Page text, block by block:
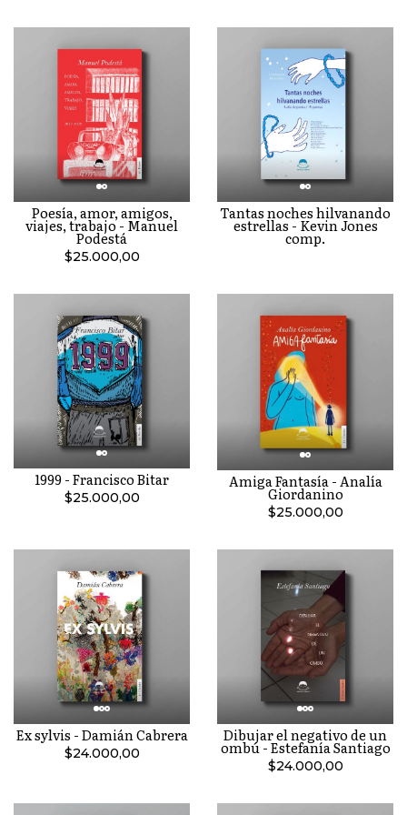
Poesía, amor, amigos,
viajes, trabajo - Manuel
Podestá
$25.000,00
Tantas noches hilvanando
estrellas - Kevin Jones
comp.
1999 - Francisco Bitar
$25.000,00
Amiga Fantasía - Analía
Giordanino
$25.000,00
Ex sylvis - Damián Cabrera
$24.000,00
Dibujar el negativo de un
ombú - Estefanía Santiago
$24.000,00